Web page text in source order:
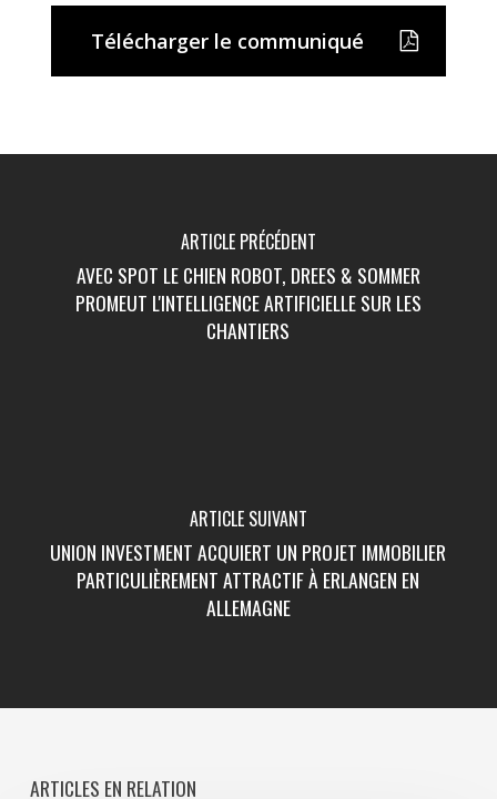
Télécharger le communiqué
ARTICLE PRÉCÉDENT
AVEC SPOT LE CHIEN ROBOT, DREES & SOMMER
PROMEUT L'INTELLIGENCE ARTIFICIELLE SUR LES
CHANTIERS
ARTICLE SUIVANT
UNION INVESTMENT ACQUIERT UN PROJET IMMOBILIER
PARTICULIÈREMENT ATTRACTIF À ERLANGEN EN
ALLEMAGNE
ARTICLES EN RELATION